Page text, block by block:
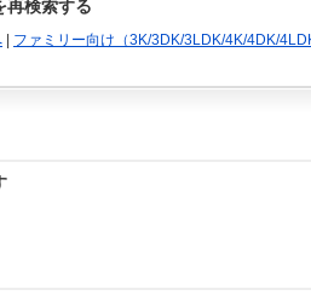
再検索する
| ファミリー向け（3K/3DK/3LDK/4K/4DK/